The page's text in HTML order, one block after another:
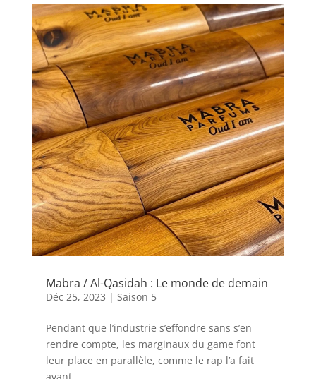
Mabra / Al-Qasidah : Le monde de demain
Déc 25, 2023 | Saison 5
Pendant que l’industrie s’effondre sans s’en
rendre compte, les marginaux du game font
leur place en parallèle, comme le rap l’a fait